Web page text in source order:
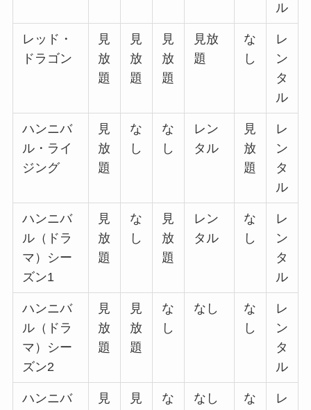
ル
レッド・
ドラゴン
見
放
題
見
放
題
見
放
題
見放
題
な
し
レ
ン
タ
ル
ハンニバ
ル・ライ
ジング
見
放
題
な
し
な
し
レン
タル
見
放
題
レ
ン
タ
ル
ハンニバ
ル（ドラ
マ）シー
ズン1
見
放
題
な
し
見
放
題
レン
タル
な
し
レ
ン
タ
ル
ハンニバ
ル（ドラ
マ）シー
ズン2
見
放
題
見
放
題
な
し
なし
な
し
レ
ン
タ
ル
ハンニバ
見
見
な
なし
な
レ